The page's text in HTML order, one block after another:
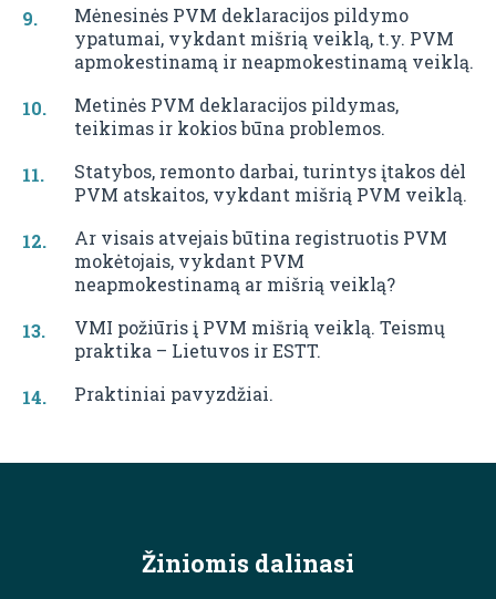
Mėnesinės PVM deklaracijos pildymo
ypatumai, vykdant mišrią veiklą, t.y. PVM
apmokestinamą ir neapmokestinamą veiklą.
Metinės PVM deklaracijos pildymas,
teikimas ir kokios būna problemos.
Statybos, remonto darbai, turintys įtakos dėl
PVM atskaitos, vykdant mišrią PVM veiklą.
Ar visais atvejais būtina registruotis PVM
mokėtojais, vykdant PVM
neapmokestinamą ar mišrią veiklą?
VMI požiūris į PVM mišrią veiklą. Teismų
praktika – Lietuvos ir ESTT.
Praktiniai pavyzdžiai.
Žiniomis dalinasi